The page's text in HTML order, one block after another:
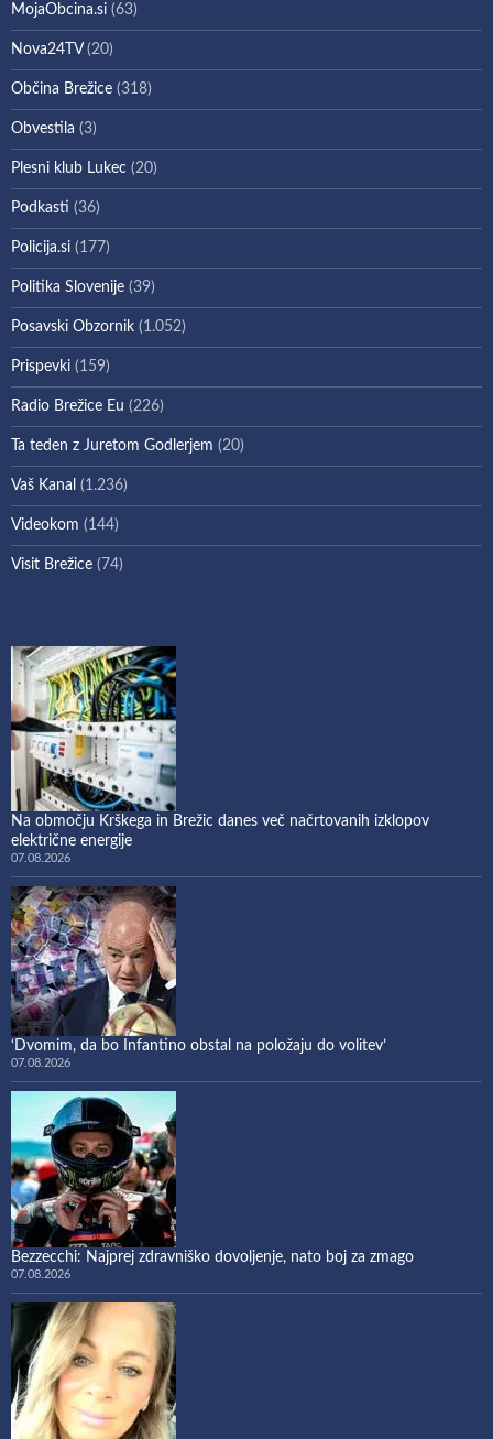
MojaObcina.si (63)
Nova24TV(20)
Občina Brežice (318)
Obvestila (3)
Plesni klub Lukec (20)
Podkasti (36)
Policija.si (177)
Politika Slovenije (39)
Posavski Obzornik (1.052)
Prispevki (159)
Radio Brežice Eu (226)
Ta teden z Juretom Godlerjem (20)
Vaš Kanal (1.236)
Videokom (144)
Visit Brežice (74)
Na območju Krškega in Brežic danes več načrtovanih izklopov
električne energije
07.08.2026
‘Dvomim, da bo Infantino obstal na položaju do volitev’
07.08.2026
Bezzecchi: Najprej zdravniško dovoljenje, nato boj za zmago
07.08.2026